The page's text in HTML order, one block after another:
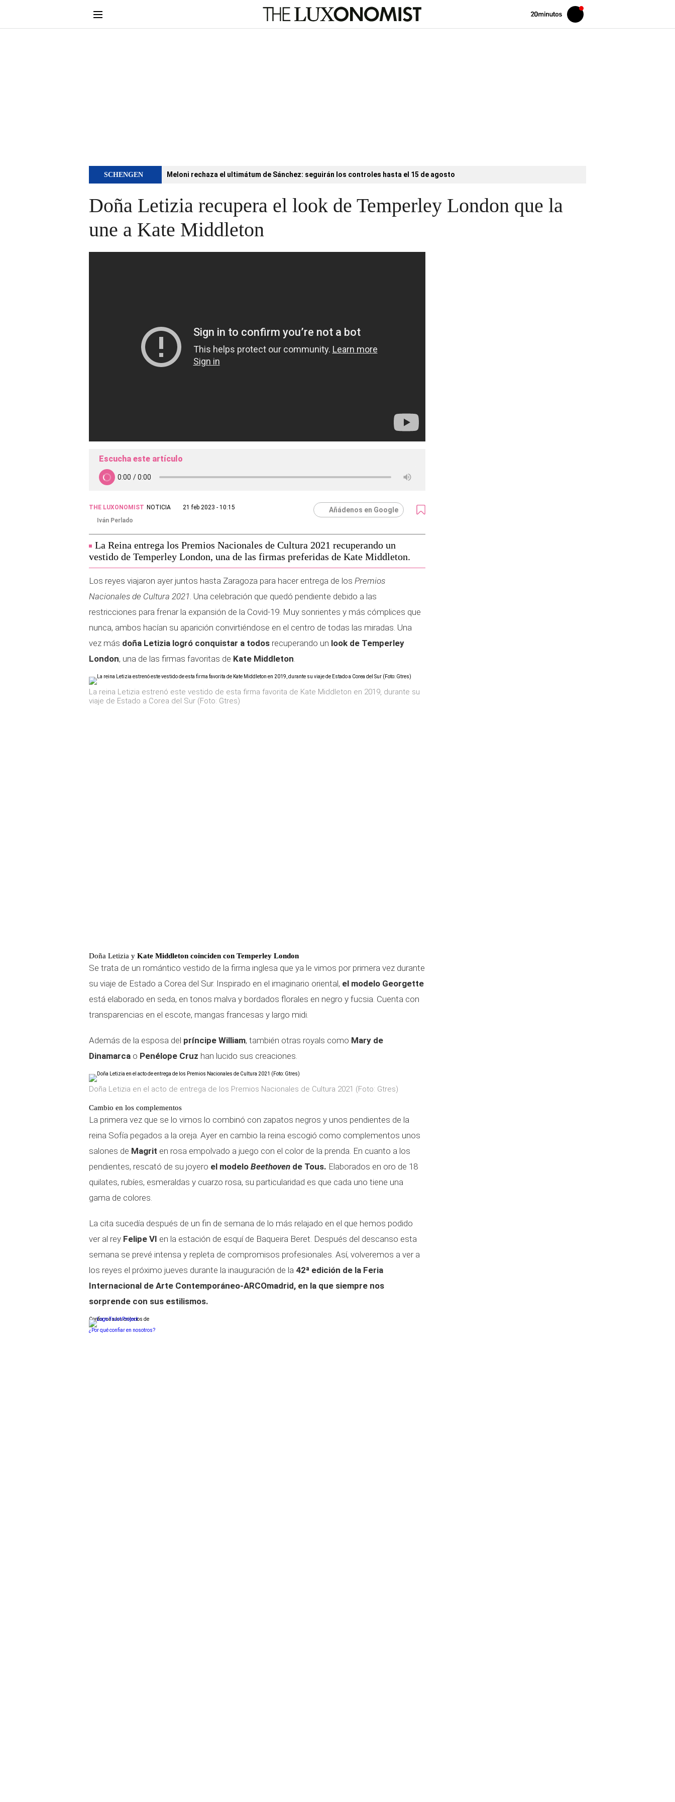
Volver
Iniciar
sesión
SCHENGEN Meloni rechaza el ultimátum de Sánchez: seguirán los controles hasta el 15 de agosto
Doña Letizia recupera el look de Temperley London que la
une a Kate Middleton
Escucha este artículo
THE LUXONOMIST NOTICIA
21 feb 2023 - 10:15
Iván Perlado
Añádenos en Google
La Reina entrega los Premios Nacionales de Cultura 2021 recuperando un
vestido de Temperley London, una de las firmas preferidas de Kate Middleton.
Los reyes viajaron ayer juntos hasta Zaragoza para hacer entrega de los Premios
Nacionales de Cultura 2021 . Una celebración que quedó pendiente debido a las
restricciones para frenar la expansión de la Covid-19. Muy sonrientes y más cómplices que
nunca, ambos hacían su aparición convirtiéndose en el centro de todas las miradas. Una
vez más doña Letizia logró conquistar a todos recuperando un look de Temperley
London, una de las firmas favoritas de Kate Middleton
La reina Letizia estrenó este vestido de esta firma favorita de Kate Middleton en 2019, durante su
viaje de Estado a Corea del Sur (Foto: Gtres)
Doña Letizia y Kate Middleton coinciden con Temperley London
Se trata de un romántico vestido de la firma inglesa que ya le vimos por primera vez durante
su viaje de Estado a Corea del Sur. Inspirado en el imaginario oriental, el modelo Georgette
está elaborado en seda, en tonos malva y bordados florales en negro y fucsia. Cuenta con
transparencias en el escote, mangas francesas y largo midi.
Además de la esposa del príncipe William, también otras royals como Mary de
Dinamarca o Penélope Cruz han lucido sus creaciones.
Doña Letizia en el acto de entrega de los Premios Nacionales de Cultura 2021 (Foto: Gtres)
Cambio en los complementos
La primera vez que se lo vimos lo combinó con zapatos negros y unos pendientes de la
reina Sofía pegados a la oreja. Ayer en cambio la reina escogió como complementos unos
salones de Magrit en rosa empolvado a juego con el color de la prenda. En cuanto a los
pendientes, rescató de su joyero el modelo Beethoven de Tous. Elaborados en oro de 18
quilates, rubíes, esmeraldas y cuarzo rosa, su particularidad es que cada uno tiene una
gama de colores.
La cita sucedía después de un fin de semana de lo más relajado en el que hemos podido
ver al rey Felipe VI en la estación de esquí de Baqueira Beret. Después del descanso esta
semana se prevé intensa y repleta de compromisos profesionales. Así, volveremos a ver a
los reyes el próximo jueves durante la inauguración de la 42ª edición de la Feria
Internacional de Arte Contemporáneo-ARCOmadrid, en la que siempre nos
sorprende con sus estilismos.
Conforme a los criterios de
¿Por qué confiar en nosotros?